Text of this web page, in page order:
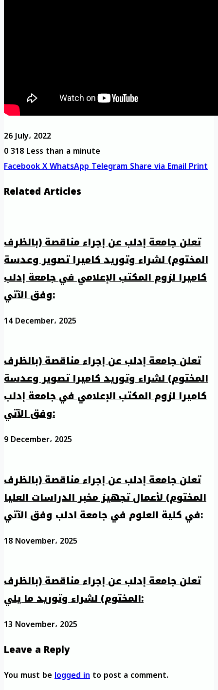
26 July، 2022
0318Less than a minute
FacebookXWhatsAppTelegramShare via EmailPrint
Related Articles
تعلن جامعة إدلب عن إجراء مناقصة (بالظرف
المختوم) لشراء وتوريد كاميرا تصوير وعدسة
كاميرا لزوم المكتب الإعلامي في جامعة إدلب
وفق الآتي:
14 December، 2025
تعلن جامعة إدلب عن إجراء مناقصة (بالظرف
المختوم) لشراء وتوريد كاميرا تصوير وعدسة
كاميرا لزوم المكتب الإعلامي في جامعة إدلب
وفق الآتي:
9 December، 2025
تعلن جامعة إدلب عن إجراء مناقصة (بالظرف
المختوم) لأعمال تجهيز مخبر الدراسات العليا
في كلية العلوم في جامعة ادلب وفق الآتي:
18 November، 2025
تعلن جامعة إدلب عن إجراء مناقصة (بالظرف
المختوم) لشراء وتوريد ما يلي:
13 November، 2025
Leave a Reply
You must belogged into post a comment.